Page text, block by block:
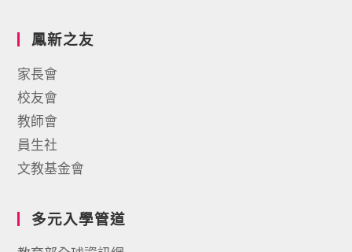
鳳新之友
家長會
校友會
教師會
員生社
文教基金會
多元入學管道